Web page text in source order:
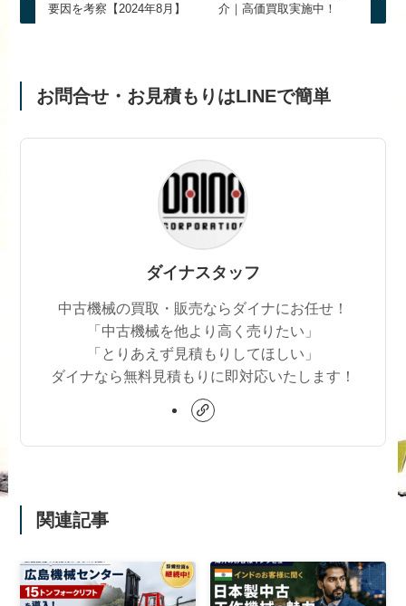
要因を考察【2024年8月】
介｜高価買取実施中！
お問合せ・お見積もりはLINEで簡単
ダイナスタッフ
中古機械の買取・販売ならダイナにお任せ！
「中古機械を他より高く売りたい」
「とりあえず見積もりしてほしい」
ダイナなら無料見積もりに即対応いたします！
関連記事